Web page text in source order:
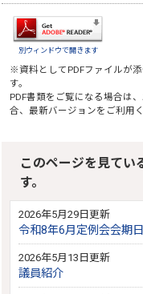
別ウィンドウで開きます
※資料としてPDFファイルが
す。
PDF書類をご覧になる場合は、
合、最新バージョンをご利用く
このページを見てい
す。
2026年5月29日更新
令和8年6月定例会会期
2026年5月13日更新
議員紹介